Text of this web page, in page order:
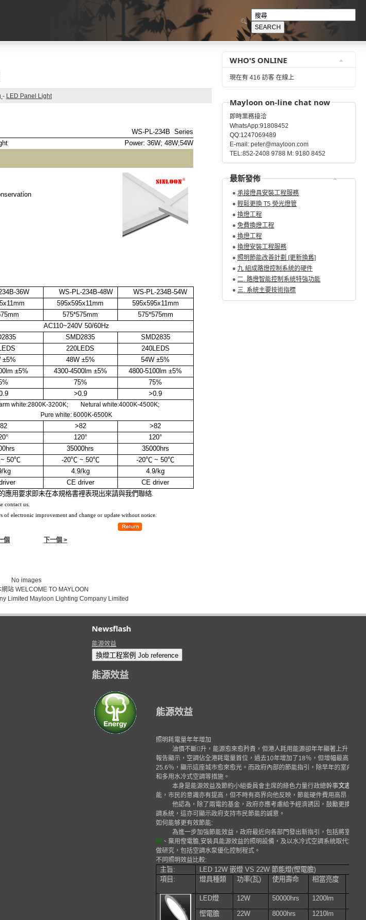
- LED Panel Light
WS-PL-234B Series
Power: 36W; 48W;54W
36W WS-PL-234B-48W
WS-PL-234B-54W
595x595x11mm
595x595x11mm
575*575mm
575*575mm
AC110~240V 50/60Hz
SMD2835
SMD2835
220LEDS
240LEDS
±5% 48W ±5%
54W ±5%
±5% 4300-4500lm ±5%
4800-5100lm ±5%
75%
75%
>0.9 >0.9
white:2800K-3200K; Netural white:4000K-4500K;
Pure white: 6000K-6500K
>82
>82
° 120° 120°
35000hrs
35000hrs
50℃ -20℃ ~ 50℃
-20℃ ~ 50℃
kg 4.9/kg
4.9/kg
CE driver
CE driver
用要求即未在本規格書裡表現出來請與我們聯絡.
contact us.
electronic improvement and change or update without notice.
個 下一個 >
No images
站 WELCOME TO MAYLOON
Limited Mayloon Lighting Company Limited
WHO'S ONLINE
現在有 416 訪客 在線上
Mayloon on-line chat now
即時業務接洽
WhatsApp:91808452
QQ:1247069489
E-mail: peter@mayloon.com
TEL:852-2408 9788 M: 9180 8452
最新發佈
承接燈具安裝工程服務
輕鬆更換 T5 熒光燈管
換燈工程
免費換燈工程
換燈工程
換燈安裝工程服務
照明節能改善計劃 [更新換舊]
九 組成路燈控制系統的硬件
二. 路燈智能控制系統特強功能
三. 系統主要技術指標
Newsflash
能源效益
換燈工程案例 Job reference
能源效益
能源效益
照明耗電量年年增加
油價不斷升，能源愈來愈矜貴，但港人耗用能源卻年年顯著上升，過去
報告顯示，空調佔全港耗電量首位，過去10年增加了 18％，但增幅最高的設
25.6％，顯示這座城市愈來愈光。而政府內部的節能指引，除早年的室內溫
和多用水冷式空調等措施。
本身是能源效益及節約小組委員會主席的綠色力量行政總幹事文志森
能，市民的意識亦有提高，但不時有商界向他反映，節能硬件費用高昂，擔
他認為，除了兩電的基金，政府亦應考慮給予經濟誘因，鼓勵更換省
調系統，這亦可顯示政府支持市民節能的誠意。
如何能够更有效節能:
為進一步加強節能效益，政府最近向各部門發出新指引，包括將室內溫
明 、棄用慳電膽,安裝具能源效益的照明設備，及以水冷式空調系統取代氣冷
做研究，包括空調水泵優化控制程式。
不同照明效益比較:
主旨: LED 12W嵌燈 VS 22W節能燈(慳電膽)
項目 : 燈具種類 功率(瓦) 使用壽命 相當亮度
LED燈 12W 50000hrs 1200lm
慳電膽
22W 8000hrs 1210lm